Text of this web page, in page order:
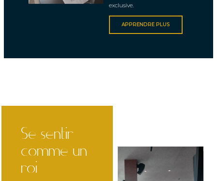
exclusive.
APPRENDRE PLUS
Se sentir
comme un
roi